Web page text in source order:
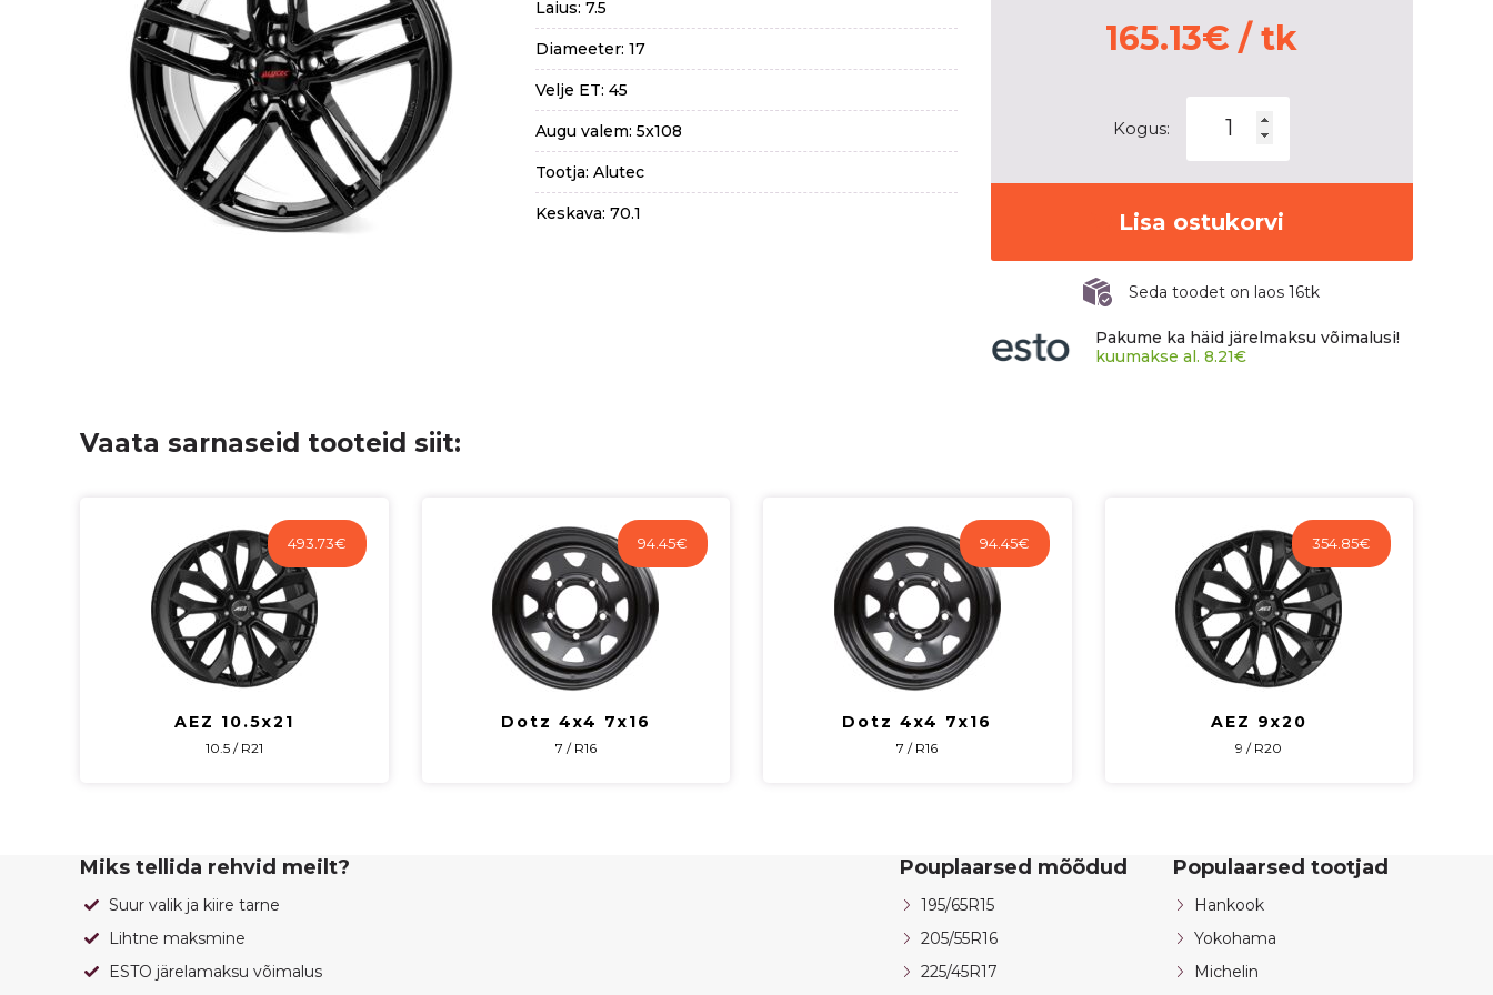
Laius: 7.5
Diameeter: 17
Velje ET: 45
Augu valem: 5x108
Tootja: Alutec
Keskava: 70.1
165.13€ / tk
Kogus:
Ikenu
diamond-
black
7,5x17
CB70,1
735
Lisa ostukorvi
Seda toodet on laos 16tk
Pakume ka häid järelmaksu võimalusi!
kuumakse al. 8.21€
Vaata sarnaseid tooteid siit:
493.73€
AEZ 10.5x21
10.5 / R21
94.45€
Dotz 4x4 7x16
7 / R16
94.45€
Dotz 4x4 7x16
7 / R16
354.85€
AEZ 9x20
9 / R20
Miks tellida rehvid meilt?
Suur valik ja kiire tarne
Lihtne maksmine
ESTO järelamaksu võimalus
Pouplaarsed mõõdud
195/65R15
205/55R16
225/45R17
Populaarsed tootjad
Hankook
Yokohama
Michelin